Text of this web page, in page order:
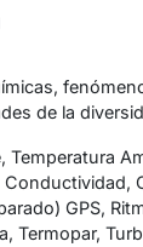
de la
Temperatura
GPS,
Termopar,